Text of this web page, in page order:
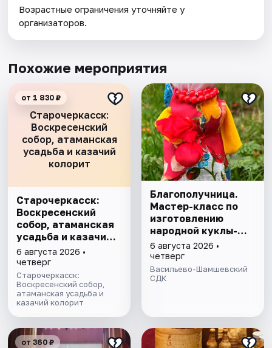
Возрастные ограничения уточняйте у
организаторов.
Похожие мероприятия
Старочеркасск:
Воскресенский
собор, атаманская
усадьба и казачий
колорит
от 1 830 ₽
Старочеркасск:
Воскресенский
собор, атаманская
усадьба и казачий
колорит
6 августа 2026 •
четверг
Старочеркасск:
Воскресенский собор,
атаманская усадьба и
казачий колорит
Благополучница.
Мастер-класс по
изготовлению
народной куклы-
оберега
6 августа 2026 •
четверг
Васильево-Шамшевский
СДК
от 360 ₽